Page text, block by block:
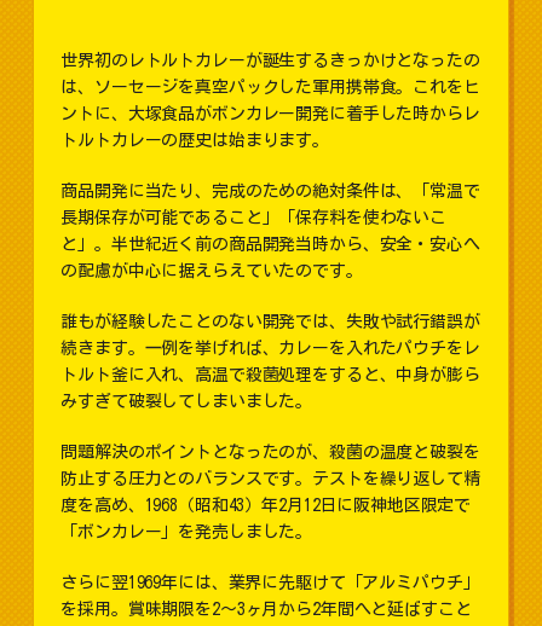
世界初のレトルトカレーが誕生するきっかけとなったの
は、ソーセージを真空パックした軍用携帯食。これをヒ
ントに、大塚食品がボンカレー開発に着手した時からレ
トルトカレーの歴史は始まります。
商品開発に当たり、完成のための絶対条件は、「常温で
長期保存が可能であること」「保存料を使わないこ
と」。半世紀近く前の商品開発当時から、安全・安心へ
の配慮が中心に据えらえていたのです。
誰もが経験したことのない開発では、失敗や試行錯誤が
続きます。一例を挙げれば、カレーを入れたパウチをレ
トルト釜に入れ、高温で殺菌処理をすると、中身が膨ら
みすぎて破裂してしまいました。
問題解決のポイントとなったのが、殺菌の温度と破裂を
防止する圧力とのバランスです。テストを繰り返して精
度を高め、1968（昭和43）年2月12日に阪神地区限定で
「ボンカレー」を発売しました。
さらに翌1969年には、業界に先駆けて「アルミパウチ」
を採用。賞味期限を2～3ヶ月から2年間へと延ばすこと